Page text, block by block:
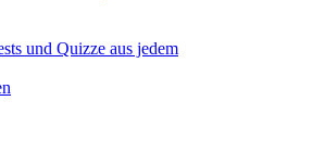
und Quizze aus jedem